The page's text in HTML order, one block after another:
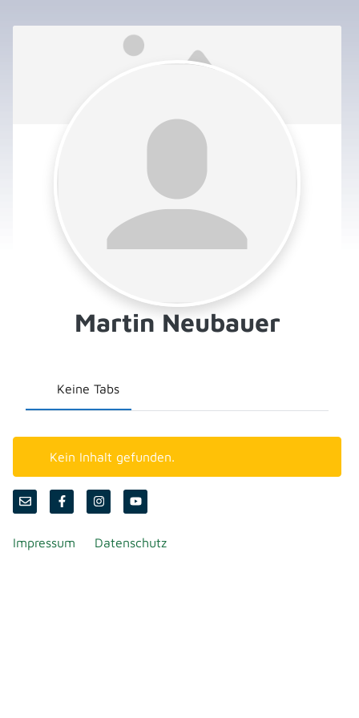
Martin Neubauer
Keine Tabs
Kein Inhalt gefunden.
Impressum Datenschutz